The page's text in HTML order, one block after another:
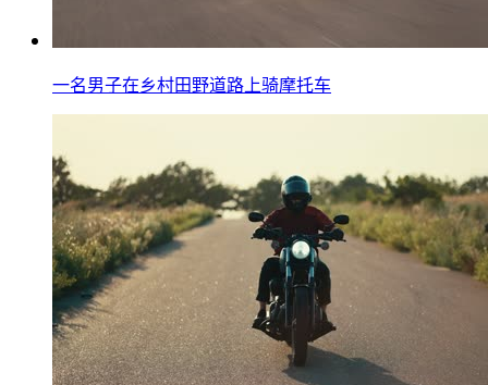
一名男子在乡村田野道路上骑摩托车